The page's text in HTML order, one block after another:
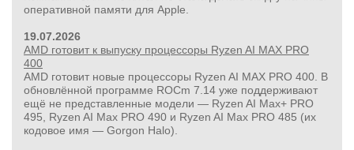
17 500руб.
Бесщёточный шуруповерт Milwaukee M12 FUEL 3403-20
оперативной памяти для Apple.
19.07.2026
AMD готовит к выпуску процессоры Ryzen AI MAX PRO
400
AMD готовит новые процессоры Ryzen AI MAX PRO 400. В
обновлённой программе ROCm 7.14 уже поддерживают
ещё не представленные модели — Ryzen AI Max+ PRO
495, Ryzen AI Max PRO 490 и Ryzen AI Max PRO 485 (их
кодовое имя — Gorgon Halo).